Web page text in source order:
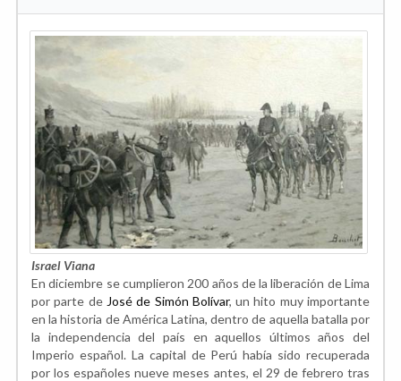
Israel Viana
En diciembre se cumplieron 200 años de la liberación de Lima
por parte de José de Simón Bolívar, un hito muy importante
en la historia de América Latina, dentro de aquella batalla por
la independencia del país en aquellos últimos años del
Imperio español. La capital de Perú había sido recuperada
por los españoles nueve meses antes, el 29 de febrero tras